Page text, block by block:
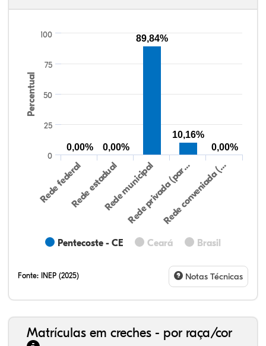
Percentual
Pentecoste - CE Ceará Brasil
Rede federalRede estadualRede municipal
Rede privada (par…Rede conveniada (…
0
100
25
50
75
0,00% 0,00%
89,84%
10,16%
0,00%
Fonte: INEP (2025) Notas Técnicas
Matrículas em creches - por raça/cor